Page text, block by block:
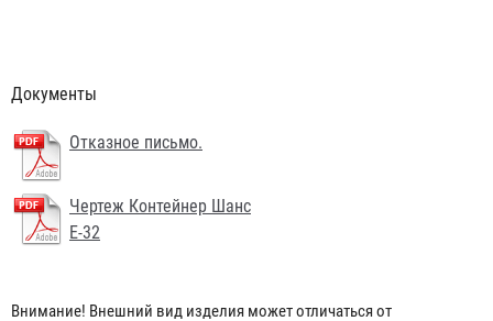
Документы
Отказное письмо.
Чертеж Контейнер Шанс
Е-32
Внимание! Внешний вид изделия может отличаться от
3 933 ₽